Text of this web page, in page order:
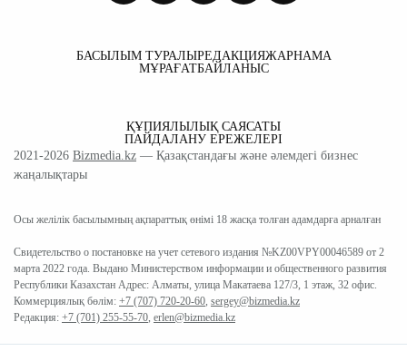
БАСЫЛЫМ ТУРАЛЫРЕДАКЦИЯЖАРНАМА
МҰРАҒАТБАЙЛАНЫС
ҚҰПИЯЛЫЛЫҚ САЯСАТЫ
ПАЙДАЛАНУ ЕРЕЖЕЛЕРІ
2021-2026 Bizmedia.kz — Қазақстандағы және әлемдегі бизнес
жаңалықтары
Осы желілік басылымның ақпараттық өнімі 18 жасқа толған адамдарға арналған
Свидетельство о постановке на учет сетевого издания №KZ00VPY00046589 от 2
марта 2022 года. Выдано Министерством информации и общественного развития
Республики Казахстан Адрес: Алматы, улица Макатаева 127/3, 1 этаж, 32 офис.
Коммерциялық бөлім: +7 (707) 720-20-60, sergey@bizmedia.kz
Редакция: +7 (701) 255-55-70, erlen@bizmedia.kz